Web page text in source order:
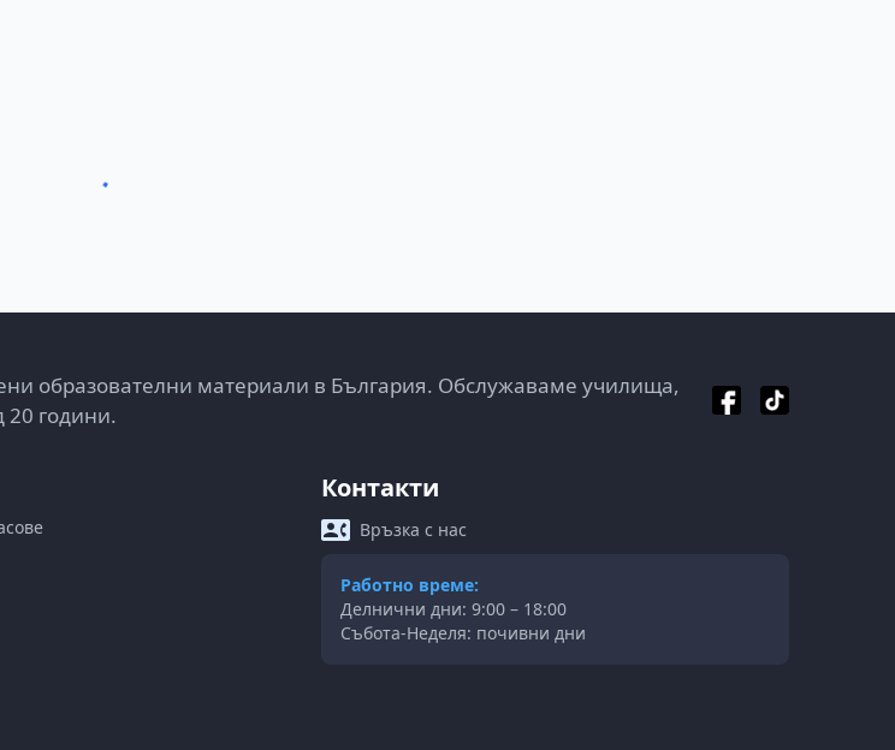
образователни материали в България. Обслужаваме училища,
20 години.
Контакти
Връзка с нас
Работно време:
Делнични дни: 9:00 – 18:00
Събота-Неделя: почивни дни